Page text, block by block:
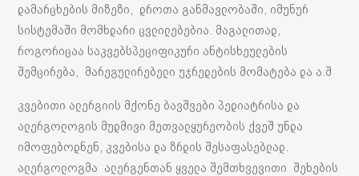
დამარცხების მიზეზი, დროთა განმავლობაში, იმუნურ
სისტემაში მომხდარი ცვლილებებია. მაგალითად,
როგორიცაა საკვებსპეციფიკური ანტისხეულების
შემცირება, მარეგულირებელი უჯრედების მომატება და ა.შ
კვებითი ალერგიის მქონე ბავშვები პედიატრისა და
ალერგოლოგის მუდმივი მეთვალყურეობის ქვეშ უნდა
იმოფებოდნენ, კვებისა და ზრდის შესაფასებლად.
ალერგოლოგმა ალერგენთან ყველა შემთხვევითი შეხების